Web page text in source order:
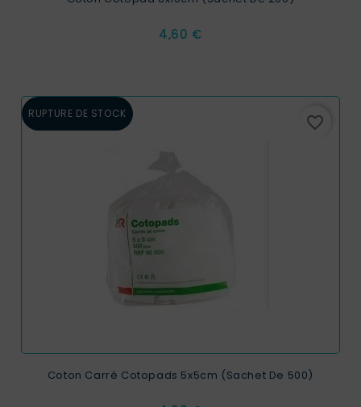
Prix
4,60 €
RUPTURE DE STOCK favorite_border
Coton Carré Cotopads 5x5cm (Sachet De 500)